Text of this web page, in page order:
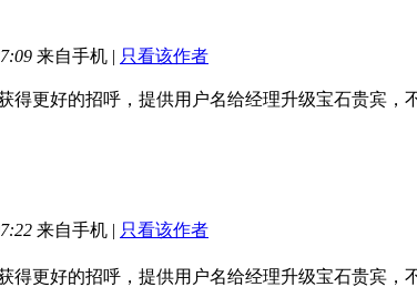
来自手机 | 只看该作者
得更好的招呼，提供用户名给经理升级宝石贵宾，
来自手机 | 只看该作者
得更好的招呼，提供用户名给经理升级宝石贵宾，